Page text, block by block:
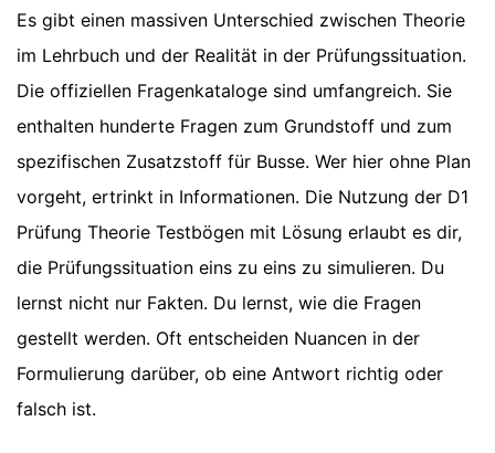
Es gibt einen massiven Unterschied zwischen Theorie
im Lehrbuch und der Realität in der Prüfungssituation.
Die offiziellen Fragenkataloge sind umfangreich. Sie
enthalten hunderte Fragen zum Grundstoff und zum
spezifischen Zusatzstoff für Busse. Wer hier ohne Plan
vorgeht, ertrinkt in Informationen. Die Nutzung der D1
Prüfung Theorie Testbögen mit Lösung erlaubt es dir,
die Prüfungssituation eins zu eins zu simulieren. Du
lernst nicht nur Fakten. Du lernst, wie die Fragen
gestellt werden. Oft entscheiden Nuancen in der
Formulierung darüber, ob eine Antwort richtig oder
falsch ist.